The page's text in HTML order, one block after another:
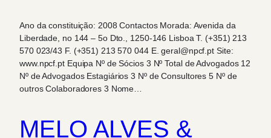
Ano da constituição: 2008 Contactos Morada: Avenida da
Liberdade, no 144 – 5o Dto., 1250-146 Lisboa T. (+351) 213
570 023/43 F. (+351) 213 570 044 E. geral@npcf.pt Site:
www.npcf.pt Equipa Nº de Sócios 3 Nº Total de Advogados 12
Nº de Advogados Estagiários 3 Nº de Consultores 5 Nº de
outros Colaboradores 3 Nome…
MELO ALVES &